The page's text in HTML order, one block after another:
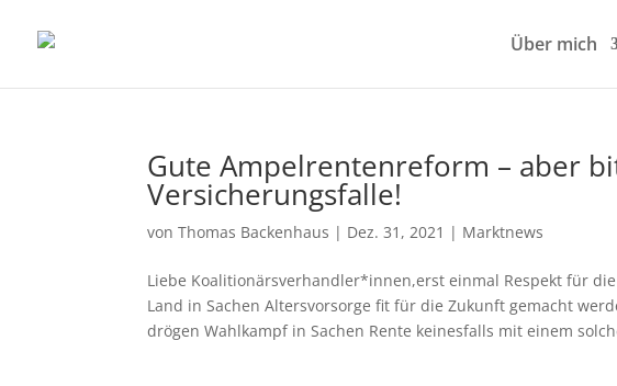
Über mich
Gute Ampelrentenreform – aber
Versicherungsfalle!
vonThomas Backenhaus | Dez. 31, 2021 | Marktnews
Liebe Koalitionärsverhandler*innen,erst einmal Respekt für
Land in Sachen Altersvorsorge fit für die Zukunft gemacht
drögen Wahlkampf in Sachen Rente keinesfalls mit einem